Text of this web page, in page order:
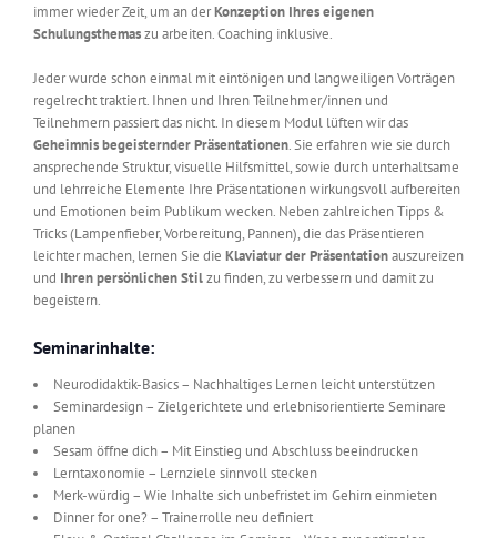
immer wieder Zeit, um an derKonzeption Ihres eigenen
Schulungsthemaszu arbeiten. Coaching inklusive.
Jeder wurde schon einmal mit eintönigen und langweiligen Vorträgen
regelrecht traktiert. Ihnen und Ihren Teilnehmer/innen und
Teilnehmern passiert das nicht. In diesem Modul lüften wir das
Geheimnis begeisternder Präsentationen. Sie erfahren wie sie durch
ansprechende Struktur, visuelle Hilfsmittel, sowie durch unterhaltsame
und lehrreiche Elemente Ihre Präsentationen wirkungsvoll aufbereiten
und Emotionen beim Publikum wecken. Neben zahlreichen Tipps &
Tricks (Lampenfieber, Vorbereitung, Pannen), die das Präsentieren
leichter machen, lernen Sie die Klaviatur der Präsentationauszureizen
und Ihren persönlichen Stilzu finden, zu verbessern und damit zu
begeistern.
Seminarinhalte:
Neurodidaktik-Basics – Nachhaltiges Lernen leicht unterstützen
Seminardesign – Zielgerichtete und erlebnisorientierte Seminare
planen
Sesam öffne dich – Mit Einstieg und Abschluss beeindrucken
Lerntaxonomie – Lernziele sinnvoll stecken
Merk-würdig – Wie Inhalte sich unbefristet im Gehirn einmieten
Dinner for one? – Trainerrolle neu definiert